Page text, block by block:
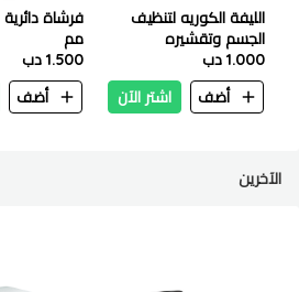
الليفة الكوريه لتنظيف
الجسم وتقشيره
1.000 دب
أضف
اشتر الآن
مم
1.500 دب
أضف
الآخرين